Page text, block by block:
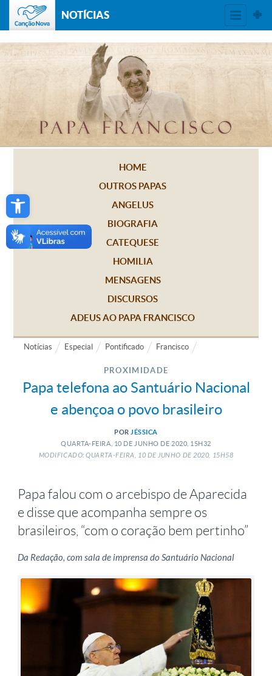
Open toolbar
NOTÍCIAS
HOME
OUTROS PAPAS
ANGELUS
BIOGRAFIA
CATEQUESE
HOMILIA
MENSAGENS
DISCURSOS
ADEUS AO PAPA FRANCISCO
Notícias Especial Pontificado Francisco
PROXIMIDADE
Papa telefona ao Santuário Nacional
e abençoa o povo brasileiro
POR JÉSSICA
QUARTA-FEIRA, 10 DE JUNHO DE 2020, 15H32
MODIFICADO: QUARTA-FEIRA, 10 DEJUNHO DE2020, 15H58
Papa falou com o arcebispo de Aparecida
e disse que acompanha sempre os
brasileiros, “com o coração bem pertinho”
Da Redação, com sala de imprensa do Santuário Nacional